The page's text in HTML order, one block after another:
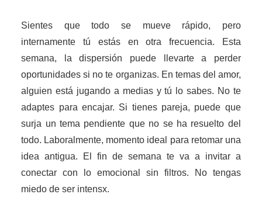
Sientes que todo se mueve rápido, pero
internamente tú estás en otra frecuencia. Esta
semana, la dispersión puede llevarte a perder
oportunidades si no te organizas. En temas del amor,
alguien está jugando a medias y tú lo sabes. No te
adaptes para encajar. Si tienes pareja, puede que
surja un tema pendiente que no se ha resuelto del
todo. Laboralmente, momento ideal para retomar una
idea antigua. El fin de semana te va a invitar a
conectar con lo emocional sin filtros. No tengas
miedo de ser intensx.